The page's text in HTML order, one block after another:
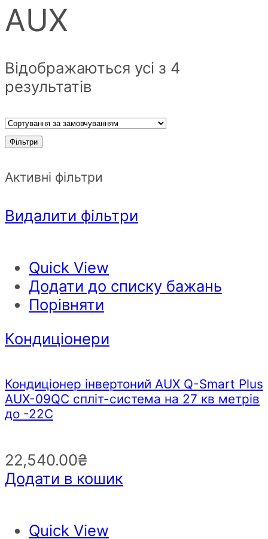
AUX
Відображаються усі з 4
результатів
Фільтри
Активні фільтри
Видалити фільтри
Quick View
Додати до списку бажань
Порівняти
Кондиціонери
Кондиціонер інвертоний AUX Q-Smart Plus
AUX-09QC спліт-система на 27 кв метрів
до -22С
22,540.00₴
Додати в кошик
Quick View